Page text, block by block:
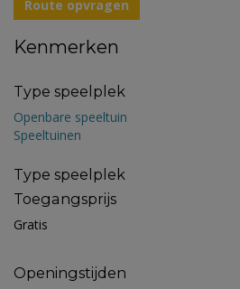
Route opvragen
Kenmerken
Type speelplek
Openbare speeltuin
Speeltuinen
Type speelplek
Toegangsprijs
Gratis
Openingstijden